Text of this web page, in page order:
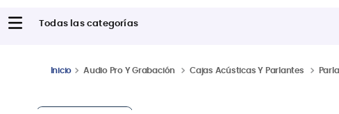
Audio Pro Y Grabación Cajas Acústicas Y Parlantes